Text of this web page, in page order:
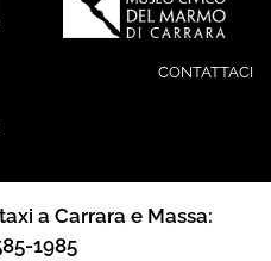
CONTATTACI
a Carrara e Massa:
1985